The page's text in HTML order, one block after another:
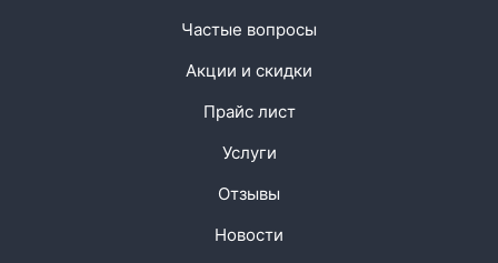
Частые вопросы
Акции и скидки
Прайс лист
Услуги
Отзывы
Новости